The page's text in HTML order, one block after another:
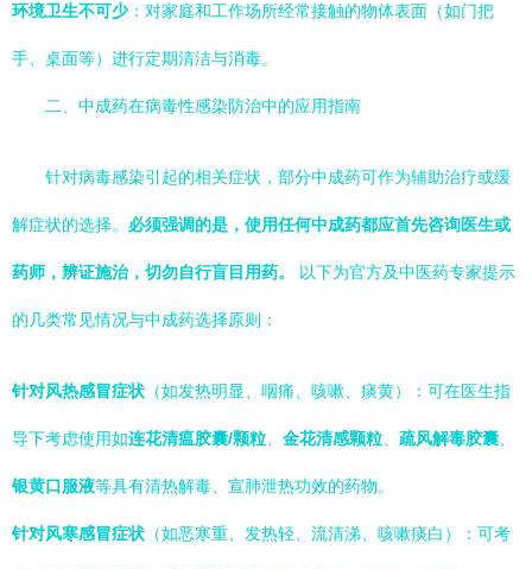
环境卫生不可少：对家庭和工作场所经常接触的物体表面（如门把
手、桌面等）进行定期清洁与消毒。
二、中成药在病毒性感染防治中的应用指南
针对病毒感染引起的相关症状，部分中成药可作为辅助治疗或缓
解症状的选择。 必须强调的是，使用任何中成药都应首先咨询医生或
药师，辨证施治，切勿自行盲目用药。 以下为官方及中医药专家提示
的几类常见情况与中成药选择原则：
针对风热感冒症状 （如发热明显、咽痛、咳嗽、痰黄）：可在医生指
导下考虑使用如连花清瘟胶囊/颗粒 金花清感颗粒 疏风解毒胶囊
银黄口服液等具有清热解毒、宣肺泄热功效的药物。
针对风寒感冒症状 （如恶寒重、发热轻、流清涕、咳嗽痰白）：可考